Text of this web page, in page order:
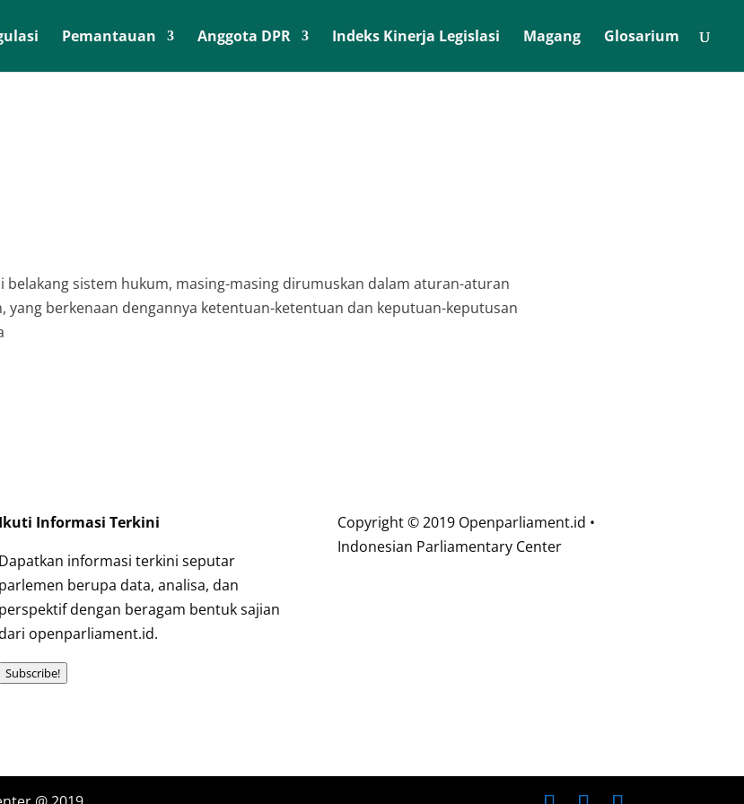
Pemantauan Anggota DPR Indeks Kinerja Legislasi Magang Glosarium
sistem hukum, masing-masing dirumuskan dalam aturan-aturan
yang berkenaan dengannya ketentuan-ketentuan dan keputuan-keputusan
Ikuti Informasi Terkini
Dapatkan informasi terkini seputar
parlemen berupa data, analisa, dan
perspektif dengan beragam bentuk sajian
openparliament.id.
Subscribe!
Copyright © 2019 Openparliament.id •
Indonesian Parliamentary Center